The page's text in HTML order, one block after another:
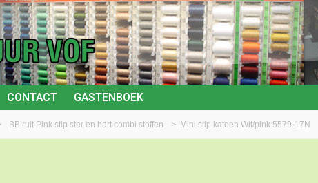
CONTACT GASTENBOEK
BB ruit Pink stip ster en hart combi stoffen > Mini stip katoen Wit/pink 5579-17N